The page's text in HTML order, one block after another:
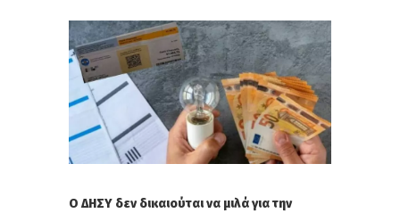
Ο ΔΗΣΥ δεν δικαιούται να μιλά για την